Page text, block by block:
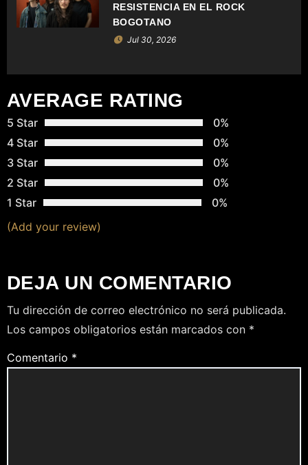
N
R
A
D
A
S
RESISTENCIA EN EL ROCK
BOGOTANO
Jul 30, 2026
AVERAGE RATING
5 Star
0%
4 Star
0%
3 Star
0%
2 Star
0%
1 Star
0%
(Add your review)
DEJA UN COMENTARIO
Tu dirección de correo electrónico no será publicada.
Los campos obligatorios están marcados con *
Comentario *